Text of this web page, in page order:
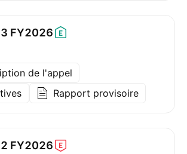
FY2026
de l'appel
Rapport provisoire
FY2026